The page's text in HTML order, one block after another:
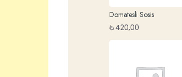
Domatesli Sosis
₺420,00